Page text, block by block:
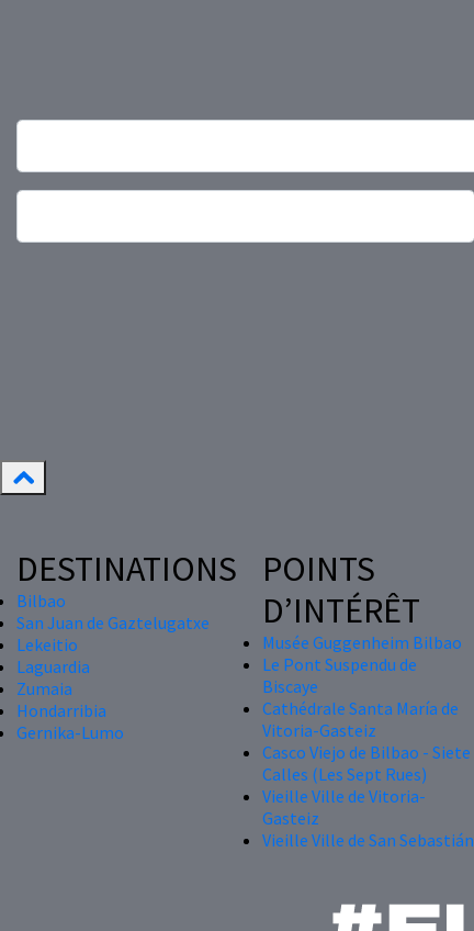
DESTINATIONS
Bilbao
San Juan de Gaztelugatxe
Lekeitio
Laguardia
Zumaia
Hondarribia
Gernika-Lumo
POINTS
D’INTÉRÊT
Musée Guggenheim Bilbao
Le Pont Suspendu de
Biscaye
Cathédrale Santa María de
Vitoria-Gasteiz
Casco Viejo de Bilbao - Siete
Calles (Les Sept Rues)
Vieille Ville de Vitoria-
Gasteiz
Vieille Ville de San Sebastián